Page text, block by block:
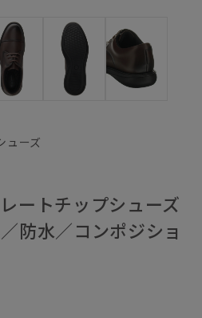
ューズ
ートチップシューズ
防水／コンポジショ